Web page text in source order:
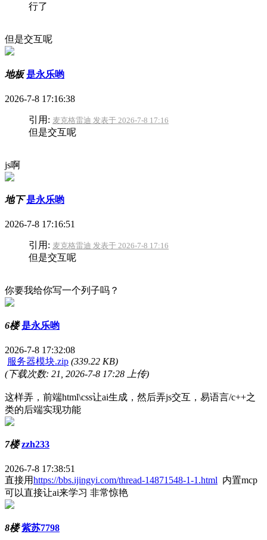
行了
但是交互呢
地板 是永乐哟
2026-7-8 17:16:38
引用: 麦克格雷迪 发表于 2026-7-8 17:16
但是交互呢
js啊
地下 是永乐哟
2026-7-8 17:16:51
引用: 麦克格雷迪 发表于 2026-7-8 17:16
但是交互呢
你要我给你写一个列子吗？
6楼 是永乐哟
2026-7-8 17:32:08
服务器模块.zip (339.22 KB)
(下载次数: 21, 2026-7-8 17:28 上传)
这样弄，前端html\css让ai生成，然后弄js交互，易语言/c++之
类的后端实现功能
7楼 zzh233
2026-7-8 17:38:51
直接用https://bbs.ijingyi.com/thread-14871548-1-1.html 内置mcp
可以直接让ai来学习 非常惊艳
8楼 紫苏7798